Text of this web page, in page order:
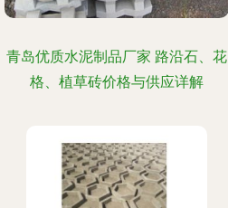
青岛优质水泥制品厂家 路沿石、花
格、植草砖价格与供应详解